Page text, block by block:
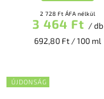
2 728 Ft ÁFA nélkül
3 464 Ft / db
692,80 Ft / 100 ml
ÚJDONSÁG